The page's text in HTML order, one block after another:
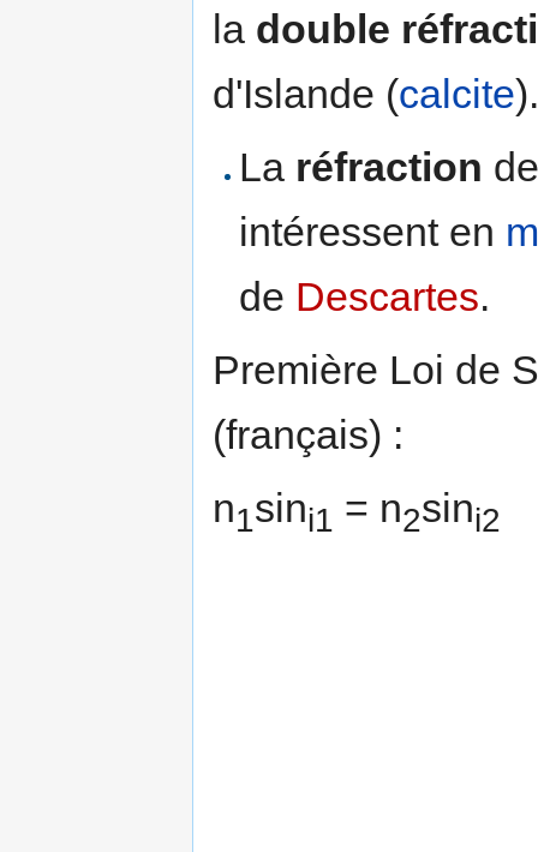
la double
d'Islande (calcite).
La réfraction
intéressent en
de Descartes.
Première Loi de
(français) :
n1sini1 = n2sini2